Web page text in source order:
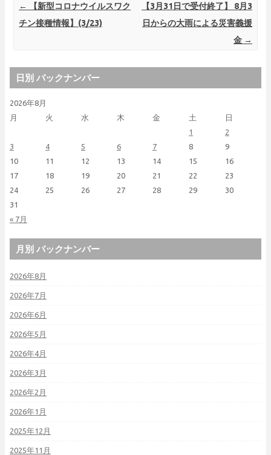
Post navigation
←
【新型コロナウイルスワク
チン接種情報】(3/23)
【3月31日で受付終了】 8月3
日からの大雨による災害義援
金 →
日別 バックナンバー
2026年8月
月
火 水 木 金 土 日
« 7月
1
2
3
4 5 6 7 8
9
10
11 12 13 14 15
16
17
18 19 20 21 22
23
24
25 26 27 28 29
30
31
月別 バックナンバー
2026年8月
2026年7月
2026年6月
2026年5月
2026年4月
2026年3月
2026年2月
2026年1月
2025年12月
2025年11月